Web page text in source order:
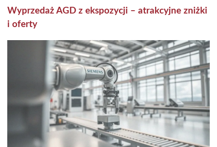
Wyprzedaż AGD z ekspozycji – atrakcyjne zniżki
i oferty